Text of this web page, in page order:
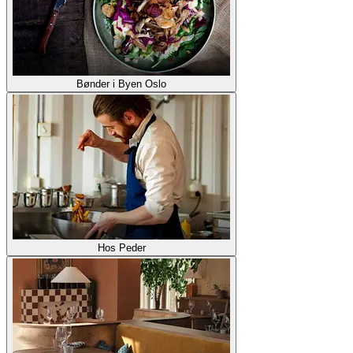
Bønder i Byen Oslo
Hos Peder